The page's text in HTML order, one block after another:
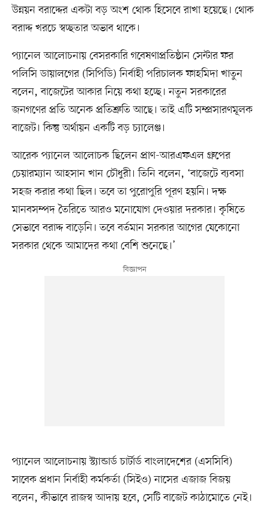
উন্নয়ন বরাদ্দের একটা বড় অংশ থোক হিসেবে রাখা হয়েছে। থোক
বরাদ্দ খরচে স্বচ্ছতার অভাব থাকে।
প্যানেল আলোচনায় বেসরকারি গবেষণাপ্রতিষ্ঠান সেন্টার ফর
পলিসি ডায়ালগের (সিপিডি) নির্বাহী পরিচালক ফাহমিদা খাতুন
বলেন, বাজেটের আকার নিয়ে কথা হচ্ছে। নতুন সরকারের
জনগণের প্রতি অনেক প্রতিশ্রুতি আছে। তাই এটি সম্প্রসারণমূলক
বাজেট। কিন্তু অর্থায়ন একটি বড় চ্যালেঞ্জ।
আরেক প্যানেল আলোচক ছিলেন প্রাণ-আরএফএল গ্রুপের
চেয়ারম্যান আহসান খান চৌধুরী। তিনি বলেন, ‘বাজেটে ব্যবসা
সহজ করার কথা ছিল। তবে তা পুরোপুরি পূরণ হয়নি। দক্ষ
মানবসম্পদ তৈরিতে আরও মনোযোগ দেওয়ার দরকার। কৃষিতে
সেভাবে বরাদ্দ বাড়েনি। তবে বর্তমান সরকার আগের যেকোনো
সরকার থেকে আমাদের কথা বেশি শুনেছে।’
প্যানেল আলোচনায় স্ট্যান্ডার্ড চার্টার্ড বাংলাদেশের (এসসিবি)
সাবেক প্রধান নির্বাহী কর্মকর্তা (সিইও) নাসের এজাজ বিজয়
বলেন, কীভাবে রাজস্ব আদায় হবে, সেটি বাজেট কাঠামোতে নেই।